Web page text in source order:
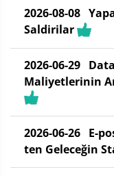
2026-08-08
Saldirilar
2026-06-29
Maliyetlerinin
2026-06-26 E-
ten Geleceğin